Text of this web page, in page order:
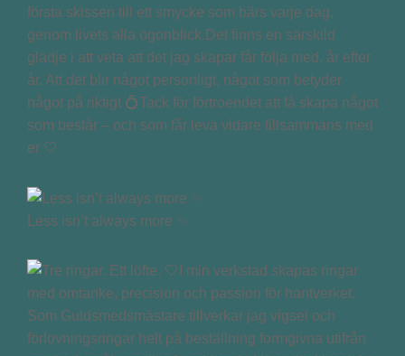
första skissen till ett smycke som bärs varje dag,
genom livets alla ögonblick.Det finns en särskild
glädje i att veta att det jag skapar får följa med, år efter
år. Att det blir något personligt, något som betyder
något på riktigt 💍Tack för förtroendet att få skapa något
som består – och som får leva vidare tillsammans med
er 🤍
Less isn’t always more ✨